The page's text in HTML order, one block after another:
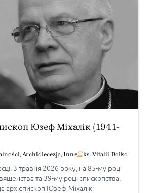
Юзеф Міхалік (1941-
, Archidiecezja, Inne ks. Vitalii Boiko
3 травня 2026 року, на 85-му році
та 39-му році єпископства,
архієпископ Юзеф Міхалік,